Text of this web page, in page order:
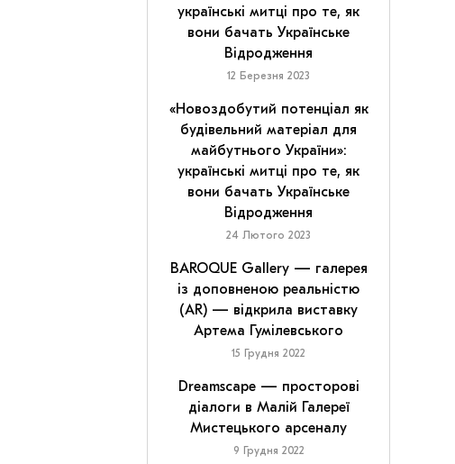
українські митці про те, як
вони бачать Українське
Відродження
12 Березня 2023
«Новоздобутий потенціал як
будівельний матеріал для
майбутнього України»:
українські митці про те, як
вони бачать Українське
Відродження
24 Лютого 2023
BAROQUE Gallery — галерея
із доповненою реальністю
(AR) — відкрила виставку
Артема Гумілевського
15 Грудня 2022
Dreamscape — просторові
діалоги в Малій Галереї
Мистецького арсеналу
9 Грудня 2022